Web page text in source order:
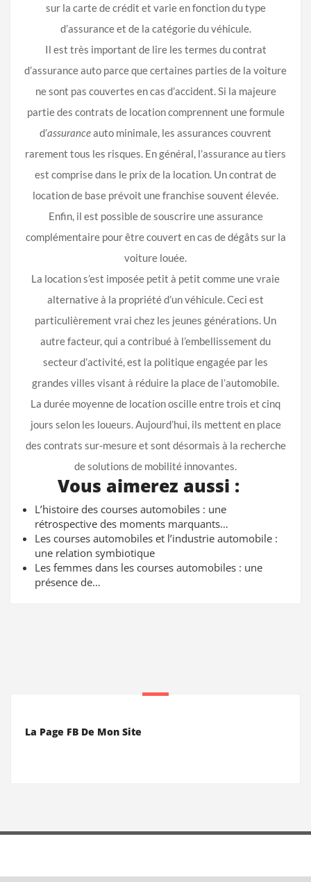
sur la carte de crédit et varie en fonction du type
d’assurance et de la catégorie du véhicule.
Il est très important de lire les termes du contrat
d’assurance auto parce que certaines parties de la voiture
ne sont pas couvertes en cas d’accident. Si la majeure
partie des contrats de location comprennent une formule
d’assuranceauto minimale, les assurances couvrent
rarement tous les risques. En général, l’assurance au tiers
est comprise dans le prix de la location. Un contrat de
location de base prévoit une franchise souvent élevée.
Enfin, il est possible de souscrire une assurance
complémentaire pour être couvert en cas de dégâts sur la
voiture louée.
La location s’est imposée petit à petit comme une vraie
alternative à la propriété d’un véhicule. Ceci est
particulièrement vrai chez les jeunes générations. Un
autre facteur, qui a contribué à l’embellissement du
secteur d’activité, est la politique engagée par les
grandes villes visant à réduire la place de l’automobile.
La durée moyenne de location oscille entre trois et cinq
jours selon les loueurs. Aujourd’hui, ils mettent en place
des contrats sur-mesure et sont désormais à la recherche
de solutions de mobilité innovantes.
Vous aimerez aussi :
L’histoire des courses automobiles : une
rétrospective des moments marquants…
Les courses automobiles et l’industrie automobile :
une relation symbiotique
Les femmes dans les courses automobiles : une
présence de…
La Page FB De Mon Site